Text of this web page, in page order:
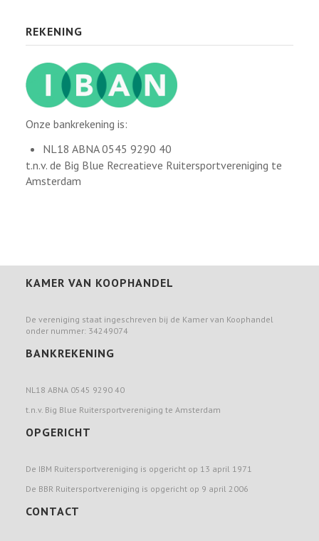
REKENING
Onze bankrekening is:
NL18 ABNA 0545 9290 40
t.n.v. de Big Blue Recreatieve Ruitersportvereniging te
Amsterdam
KAMER VAN KOOPHANDEL
De vereniging staat ingeschreven bij de Kamer van Koophandel
onder nummer: 34249074
BANKREKENING
NL18 ABNA 0545 9290 40
t.n.v. Big Blue Ruitersportvereniging te Amsterdam
OPGERICHT
De IBM Ruitersportvereniging is opgericht op 13 april 1971
De BBR Ruitersportvereniging is opgericht op 9 april 2006
CONTACT